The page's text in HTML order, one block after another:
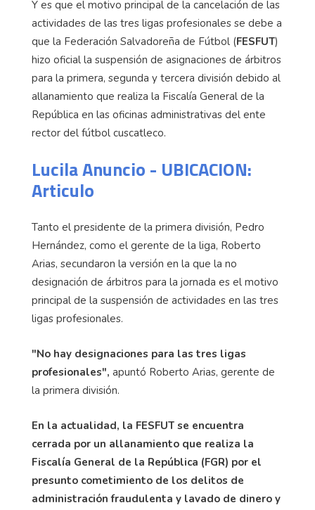
Y es que el motivo principal de la cancelación de las
actividades de las tres ligas profesionales se debe a
que la Federación Salvadoreña de Fútbol (FESFUT)
hizo oficial la suspensión de asignaciones de árbitros
para la primera, segunda y tercera división debido al
allanamiento que realiza la Fiscalía General de la
República en las oficinas administrativas del ente
rector del fútbol cuscatleco.
Lucila Anuncio - UBICACION:
Articulo
Tanto el presidente de la primera división, Pedro
Hernández, como el gerente de la liga, Roberto
Arias, secundaron la versión en la que la no
designación de árbitros para la jornada es el motivo
principal de la suspensión de actividades en las tres
ligas profesionales.
"No hay designaciones para las tres ligas
profesionales", apuntó Roberto Arias, gerente de
la primera división.
En la actualidad, la FESFUT se encuentra
cerrada por un allanamiento que realiza la
Fiscalía General de la República (FGR) por el
presunto cometimiento de los delitos de
administración fraudulenta y lavado de dinero y